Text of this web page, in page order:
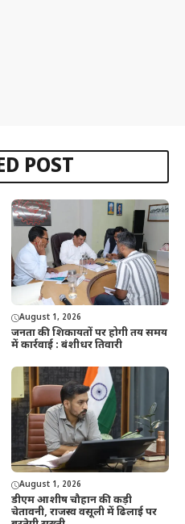
POST
August 1, 2026
जनता की शिकायतों पर होगी तय समय
में कार्रवाई : बंशीधर तिवारी
August 1, 2026
डीएम आशीष चौहान की कड़ी
चेतावनी, राजस्व वसूली में ढिलाई पर